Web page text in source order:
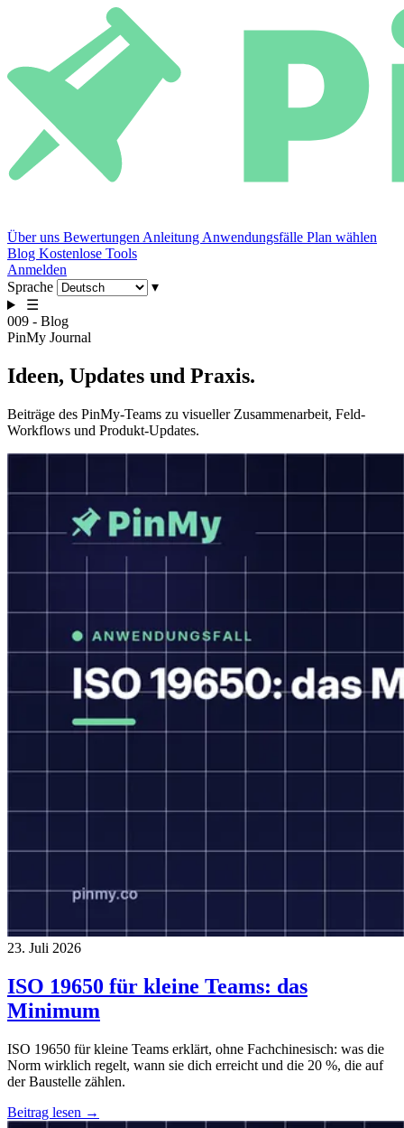
Über uns Bewertungen Anleitung Anwendungsfälle Plan wählen
Blog Kostenlose Tools
Anmelden
Sprache
▾
☰
009 - Blog
PinMy Journal
Ideen, Updates und Praxis.
Beiträge des PinMy-Teams zu visueller Zusammenarbeit, Feld-
Workflows und Produkt-Updates.
23. Juli 2026
ISO 19650 für kleine Teams: das
Minimum
ISO 19650 für kleine Teams erklärt, ohne Fachchinesisch: was die
Norm wirklich regelt, wann sie dich erreicht und die 20 %, die auf
der Baustelle zählen.
Beitrag lesen →